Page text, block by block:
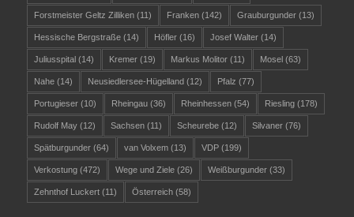
Forstmeister Geltz Zilliken(11) Franken(142) Grauburgunder(13)
Hessische Bergstraße(14) Höfler(16) Josef Walter(14)
Juliusspital(14) Kremer(19) Markus Molitor(11) Mosel(63)
Nahe(14) Neusiedlersee-Hügelland(12) Pfalz (77)
Portugieser(10) Rheingau(36) Rheinhessen(54) Riesling(178)
Rudolf May(12) Sachsen(11) Scheurebe(12) Silvaner(76)
Spätburgunder(64) van Volxem(13) VDP(199)
Verkostung(472) Wege und Ziele(26) Weißburgunder(33)
Zehnthof Luckert(11) Österreich(58)